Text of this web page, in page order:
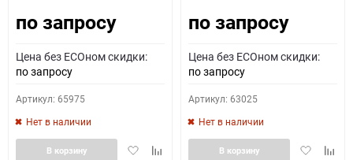
Как определить полярность?
0 - обратная 1 - прямая 3 - обратная 4 - прямая
по запросу
Цена без ECOном скидки:
по запросу
Артикул: 65975
Нет в наличии
ДобавитьДобавить
В корзину
по запросу
Цена без ECOном скидки:
по запросу
Артикул: 63025
Нет в наличии
Добавить
В корзину